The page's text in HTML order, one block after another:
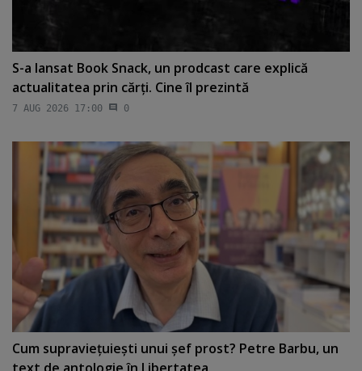
S-a lansat Book Snack, un prodcast care explică
actualitatea prin cărţi. Cine îl prezintă
7 AUG 2026 17:00 0
Cum supravieţuieşti unui şef prost? Petre Barbu, un
text de antologie în Libertatea